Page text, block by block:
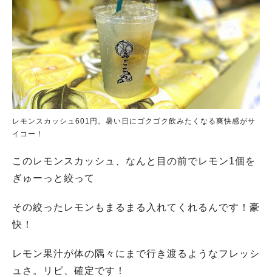
レモンスカッシュ601円。暑い日にゴクゴク飲みたくなる爽快感がサ
イコー！
このレモンスカッシュ、なんと目の前でレモン1個を
ぎゅーっと絞って
その絞ったレモンもまるまる入れてくれるんです！豪
快！
レモン果汁が体の隅々にまで行き渡るようなフレッシ
ュさ。リピ、確定です！